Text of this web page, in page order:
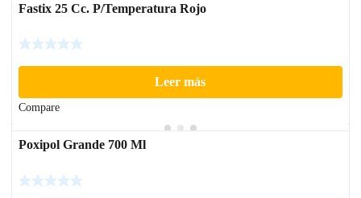
Fastix 25 Cc. P/Temperatura Rojo
Leer más
Compare
Poxipol Grande 700 Ml